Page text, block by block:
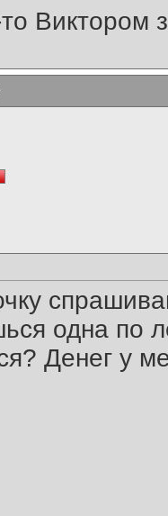
Виктором
одна по
Денег у